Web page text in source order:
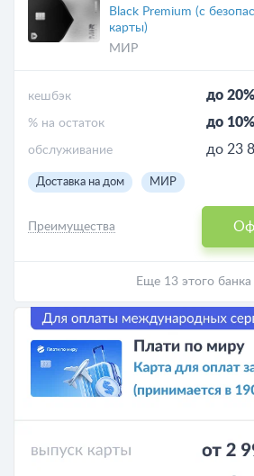
Black Premium (с
карты)
МИР
до 20%
кешбэк
до 10%
% на остаток
до 23
обслуживание
Преимущества
Доставка на дом МИР
Еще 13 этого банка